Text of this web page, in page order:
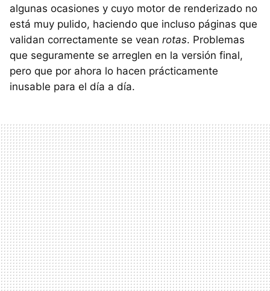
algunas ocasiones y cuyo motor de renderizado no
está muy pulido, haciendo que incluso páginas que
validan correctamente se vean rotas. Problemas
que seguramente se arreglen en la versión final,
pero que por ahora lo hacen prácticamente
inusable para el día a día.